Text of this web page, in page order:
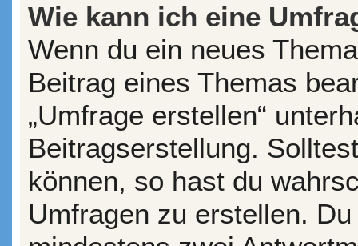
Wie kann ich eine
Wenn du ein neues
Beitrag eines Themas
„Umfrage erstellen“
Beitragserstellung.
können, so hast du
Umfragen zu erstellen.